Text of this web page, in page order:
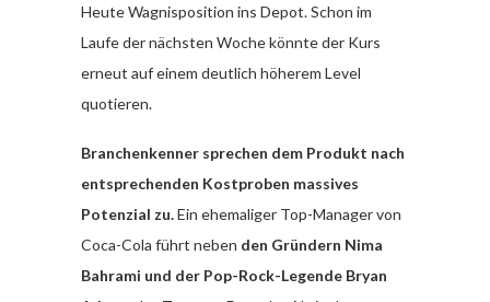
Heute Wagnisposition ins Depot. Schon im
Laufe der nächsten Woche könnte der Kurs
erneut auf einem deutlich höherem Level
quotieren.
Branchenkenner sprechen dem Produkt nach
entsprechenden Kostproben massives
Potenzial zu.Ein ehemaliger Top-Manager von
Coca-Cola führt neben den Gründern Nima
Bahrami und der Pop-Rock-Legende Bryan